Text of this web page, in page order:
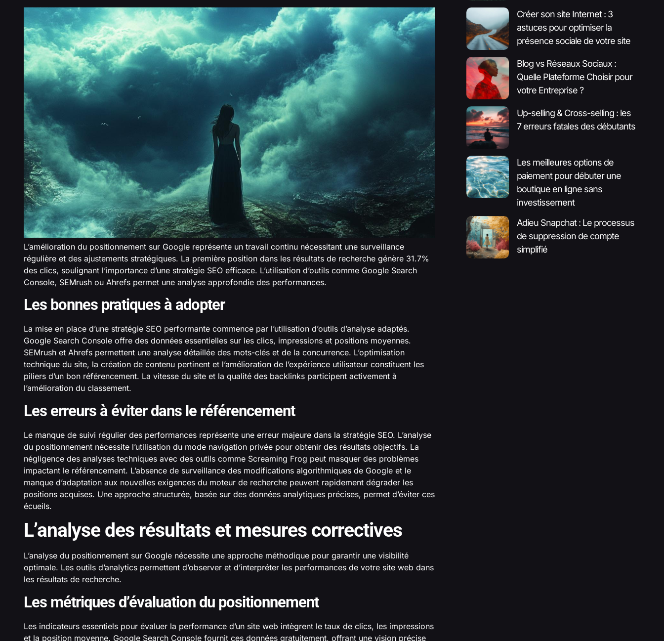
L’amélioration du positionnement sur Google représente un travail continu nécessitant une surveillance
régulière et des ajustements stratégiques. La première position dans les résultats de recherche génère 31.7%
des clics, soulignant l’importance d’une stratégie SEO efficace. L’utilisation d’outils comme Google Search
Console, SEMrush ou Ahrefs permet une analyse approfondie des performances.
Les bonnes pratiques à adopter
La mise en place d’une stratégie SEO performante commence par l’utilisation d’outils d’analyse adaptés.
Google Search Console offre des données essentielles sur les clics, impressions et positions moyennes.
SEMrush et Ahrefs permettent une analyse détaillée des mots-clés et de la concurrence. L’optimisation
technique du site, la création de contenu pertinent et l’amélioration de l’expérience utilisateur constituent les
piliers d’un bon référencement. La vitesse du site et la qualité des backlinks participent activement à
l’amélioration du classement.
Les erreurs à éviter dans le référencement
Le manque de suivi régulier des performances représente une erreur majeure dans la stratégie SEO. L’analyse
du positionnement nécessite l’utilisation du mode navigation privée pour obtenir des résultats objectifs. La
négligence des analyses techniques avec des outils comme Screaming Frog peut masquer des problèmes
impactant le référencement. L’absence de surveillance des modifications algorithmiques de Google et le
manque d’adaptation aux nouvelles exigences du moteur de recherche peuvent rapidement dégrader les
positions acquises. Une approche structurée, basée sur des données analytiques précises, permet d’éviter ces
écueils.
L’analyse des résultats et mesures correctives
L’analyse du positionnement sur Google nécessite une approche méthodique pour garantir une visibilité
optimale. Les outils d’analytics permettent d’observer et d’interpréter les performances de votre site web dans
les résultats de recherche.
Les métriques d’évaluation du positionnement
Les indicateurs essentiels pour évaluer la performance d’un site web intègrent le taux de clics, les impressions
et la position moyenne. Google Search Console fournit ces données gratuitement, offrant une vision précise
Créer son site Internet : 3
astuces pour optimiser la
présence sociale de votre site
Blog vs Réseaux Sociaux :
Quelle Plateforme Choisir pour
votre Entreprise ?
Up-selling & Cross-selling : les
7 erreurs fatales des débutants
Les meilleures options de
paiement pour débuter une
boutique en ligne sans
investissement
Adieu Snapchat : Le processus
de suppression de compte
simplifié